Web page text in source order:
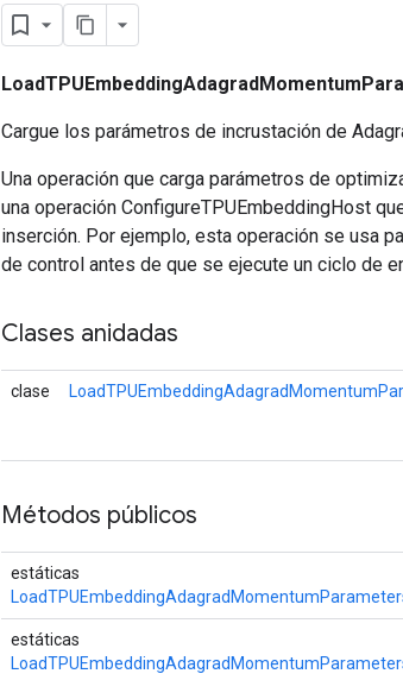
Cargue los parámetros de incrustación de
Una operación que carga parámetros de
una operación ConfigureTPUEmbeddingHost
inserción. Por ejemplo, esta operación se usa
de control antes de que se ejecute un ciclo de
Clases anidadas
clase
Métodos públicos
estáticas
estáticas